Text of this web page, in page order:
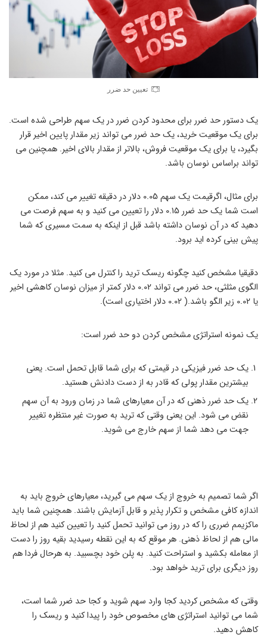
تعیین حد ضرر
یک دستور حد ضرر برای محدود کردن ضرر در یک سهم طراحی شده است.
برای یک موقعیت خرید، یک حد ضرر می تواند زیر مقدار پایین اخیر قرار
بگیرد، یا برای یک موقعیت فروش، بالاتر از مقدار بالای اخیر. همچنین می
تواند براساس نوسان باشد.
برای مثال، اگرقیمت یک سهم 0.05 دلار در دقیقه تغییر می کند، ممکن
است شما یک حد ضرر 0.15 دلار را تعیین می کنید و به سهم فرصت می
دهید که در آن نوسان داشته باشد قبل از اینکه به سمت مسیری که شما
پیش بینی کرده اید برود.
دقیقیا مشخص کنید چگونه ریسک ترید را کنترل می کنید. مثلا در مورد یک
الگوی مثلثی، حد ضرر می تواند 0.02 دلار کمتر از میزان نوسان کاهشی اخیر
یا 0.02 زیر الگو باشد.( 0.02 دلار اختیاری است).
یک نمونه استراتژی مشخص کردن دو حد ضرر است:
یک حد ضرر فیزیکی در قیمتی که برای شما قابل تحمل است. یعنی
بیشترین مقدار پولی که قادر به از دست دادنش هستید.
یک حد ضرر ذهنی که در آن معیارهای شما در زمان ورود به آن سهم
نقض می شود. این یعنی وقتی که ترید به صورت غیر منتظره تغییر
جهت می دهد شما از سهم خارج می شوید.
اگر شما تصمیم به خروج از یک سهم می گیرید، معیارهای خروج باید به
اندازه کافی مشخص و تکرار پذیر و قابل آزمایش باشند. همچنین شما باید
ماکزیمم ضرری را که در روز می توانید تحمل کنید را تعیین کنید هم از لحاظ
مالی هم از لحاظ ذهنی. هر موقع که به این نقطه رسیدید بقیه روز را دست
از معامله بکشید و استراحت کنید. به پلن خود بچسبید. به هرحال فردا هم
روز دیگری برای ترید خواهد بود.
وقتی که مشخص کردید کجا وارد سهم شوید و کجا حد ضرر شما است،
شما می توانید استراتژی های مخصوص خود را پیدا کنید و ریسک را
کاهش دهید.